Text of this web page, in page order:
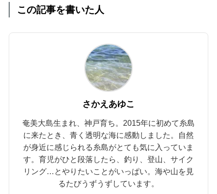
この記事を書いた人
さかえあゆこ
奄美大島生まれ、神戸育ち。2015年に初めて糸島
に来たとき、青く透明な海に感動しました。自然
が身近に感じられる糸島がとても気に入っていま
す。育児がひと段落したら、釣り、登山、サイク
リング…とやりたいことがいっぱい。海や山を見
るたびうずうずしています。